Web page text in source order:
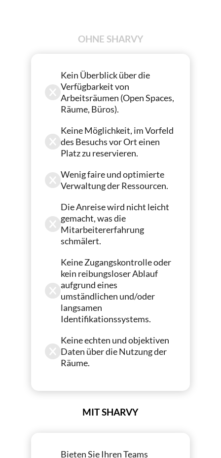
OHNE SHARVY
Kein Überblick über die
Verfügbarkeit von
Arbeitsräumen (Open Spaces,
Räume, Büros).
Keine Möglichkeit, im Vorfeld
des Besuchs vor Ort einen
Platz zu reservieren.
Wenig faire und optimierte
Verwaltung der Ressourcen.
Die Anreise wird nicht leicht
gemacht, was die
Mitarbeitererfahrung
schmälert.
Keine Zugangskontrolle oder
kein reibungsloser Ablauf
aufgrund eines
umständlichen und/oder
langsamen
Identifikationssystems.
Keine echten und objektiven
Daten über die Nutzung der
Räume.
MIT SHARVY
Bieten Sie Ihren Teams